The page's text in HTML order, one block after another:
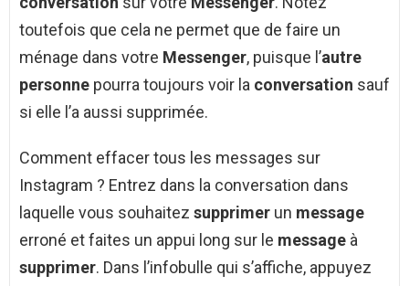
toutefois que cela ne permet que de faire un
ménage dans votre Messenger, puisque l’autre
personne pourra toujours voir la conversation sauf
si elle l’a aussi supprimée.
Comment effacer tous les messages sur
Instagram ? Entrez dans la conversation dans
laquelle vous souhaitez supprimer un message
erroné et faites un appui long sur le message à
supprimer. Dans l’infobulle qui s’affiche, appuyez